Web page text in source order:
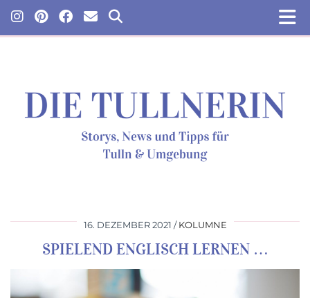
16. DEZEMBER 2021 KOLUMNE
SPIELEND ENGLISCH LERNEN …